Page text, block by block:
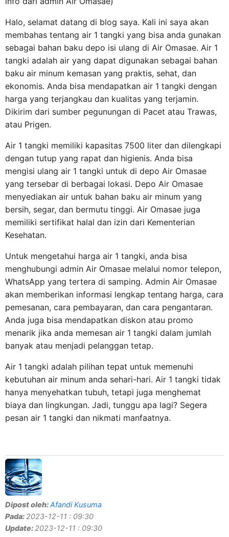
Halo, selamat datang di blog saya. Kali ini saya akan
membahas tentang air 1 tangki yang bisa anda gunakan
sebagai bahan baku depo isi ulang di Air Omasae. Air 1
tangki adalah air yang dapat digunakan sebagai bahan
baku air minum kemasan yang praktis, sehat, dan
ekonomis. Anda bisa mendapatkan air 1 tangki dengan
harga yang terjangkau dan kualitas yang terjamin.
Dikirim dari sumber pegunungan di Pacet atau Trawas,
atau Prigen.
Air 1 tangki memiliki kapasitas 7500 liter dan dilengkapi
dengan tutup yang rapat dan higienis. Anda bisa
mengisi ulang air 1 tangki untuk di depo Air Omasae
yang tersebar di berbagai lokasi. Depo Air Omasae
menyediakan air untuk bahan baku air minum yang
bersih, segar, dan bermutu tinggi. Air Omasae juga
memiliki sertifikat halal dan izin dari Kementerian
Kesehatan.
Untuk mengetahui harga air 1 tangki, anda bisa
menghubungi admin Air Omasae melalui nomor telepon,
WhatsApp yang tertera di samping. Admin Air Omasae
akan memberikan informasi lengkap tentang harga, cara
pemesanan, cara pembayaran, dan cara pengantaran.
Anda juga bisa mendapatkan diskon atau promo
menarik jika anda memesan air 1 tangki dalam jumlah
banyak atau menjadi pelanggan tetap.
Air 1 tangki adalah pilihan tepat untuk memenuhi
kebutuhan air minum anda sehari-hari. Air 1 tangki tidak
hanya menyehatkan tubuh, tetapi juga menghemat
biaya dan lingkungan. Jadi, tunggu apa lagi? Segera
pesan air 1 tangki dan nikmati manfaatnya.
Dipost oleh:Afandi Kusuma
Pada: 2023-12-11 : 09:30
Update: 2023-12-11 : 09:30